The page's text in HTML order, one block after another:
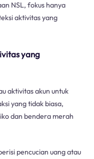
NSL, fokus hanya
aktivitas yang
yang
aktivitas akun untuk
yang tidak biasa,
dan bendera merah
pencucian uang atau